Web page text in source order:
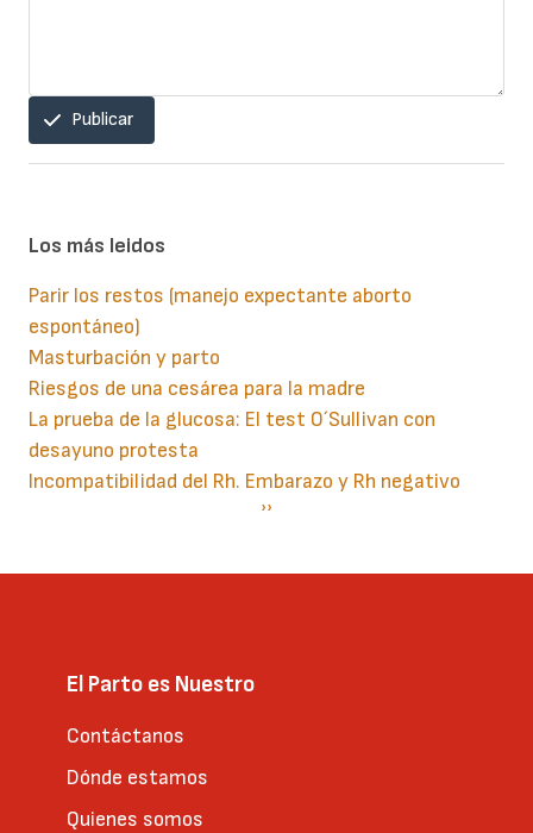
Publicar
Los más leidos
Parir los restos (manejo expectante aborto
espontáneo)
Masturbación y parto
Riesgos de una cesárea para la madre
La prueba de la glucosa: El test O´Sullivan con
desayuno protesta
Incompatibilidad del Rh. Embarazo y Rh negativo
Siguiente
››
El Parto es Nuestro
Contáctanos
Dónde estamos
Quienes somos